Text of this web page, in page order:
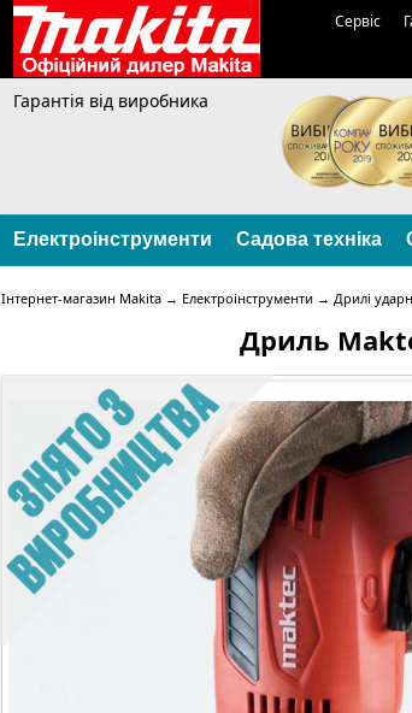
Сервіс
Гарантія від виробника
Електроінструменти Садова техніка
Інтернет-магазин Makita → Електроінструменти → Дрилі
Дриль